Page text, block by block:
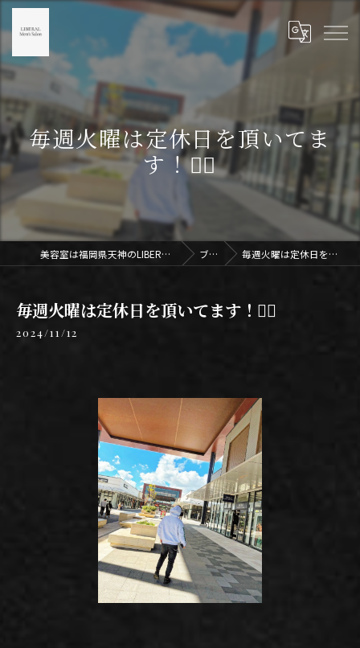
毎週火曜は定休日を頂いてま
す！🙇‍♂️
美容室は福岡県天神のLIBERAL Men's Salon天神 ブログ 毎週火曜は定休日を頂いてます！🙇‍♂️
毎週火曜は定休日を頂いてます！🙇‍♂️
2024/11/12